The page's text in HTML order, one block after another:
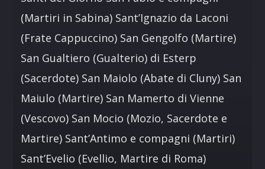
(Martiri in Sabina) Sant’Ignazio da Laconi
(Frate Cappuccino) San Gengolfo (Martire)
San Gualtiero (Gualterio) di Esterp
(Sacerdote) San Maiolo (Abate di Cluny) San
Maiulo (Martire) San Mamerto di Vienne
(Vescovo) San Mocio (Mozio, Sacerdote e
Martire) Sant’Antimo e compagni (Martiri)
Sant’Evelio (Evellio, Martire di Roma)